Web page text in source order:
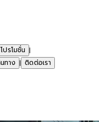
โปรโมชั่น |
ทาง | ติดต่อเรา